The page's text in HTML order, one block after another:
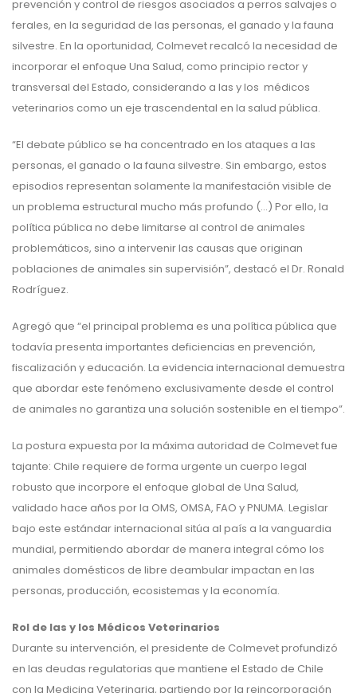
prevención y control de riesgos asociados a perros salvajes o
ferales, en la seguridad de las personas, el ganado y la fauna
silvestre. En la oportunidad, Colmevet recalcó la necesidad de
incorporar el enfoque Una Salud, como principio rector y
transversal del Estado, considerando a las y los médicos
veterinarios como un eje trascendental en la salud pública.
“El debate público se ha concentrado en los ataques a las
personas, el ganado o la fauna silvestre. Sin embargo, estos
episodios representan solamente la manifestación visible de
un problema estructural mucho más profundo (…) Por ello, la
política pública no debe limitarse al control de animales
problemáticos, sino a intervenir las causas que originan
poblaciones de animales sin supervisión”, destacó el Dr. Ronald
Rodríguez.
Agregó que “el principal problema es una política pública que
todavía presenta importantes deficiencias en prevención,
fiscalización y educación. La evidencia internacional demuestra
que abordar este fenómeno exclusivamente desde el control
de animales no garantiza una solución sostenible en el tiempo”.
La postura expuesta por la máxima autoridad de Colmevet fue
tajante: Chile requiere de forma urgente un cuerpo legal
robusto que incorpore el enfoque global de Una Salud,
validado hace años por la OMS, OMSA, FAO y PNUMA. Legislar
bajo este estándar internacional sitúa al país a la vanguardia
mundial, permitiendo abordar de manera integral cómo los
animales domésticos de libre deambular impactan en las
personas, producción, ecosistemas y la economía.
Rol de las y los Médicos Veterinarios
Durante su intervención, el presidente de Colmevet profundizó
en las deudas regulatorias que mantiene el Estado de Chile
con la Medicina Veterinaria, partiendo por la reincorporación